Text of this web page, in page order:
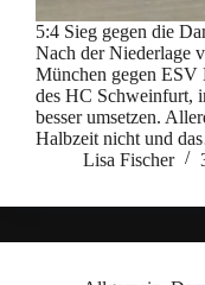
5:4 Sieg gegen die
Nach der Niederlage
München gegen ESV
des HC Schweinfurt,
besser umsetzen.
Halbzeit nicht und
Lisa Fischer